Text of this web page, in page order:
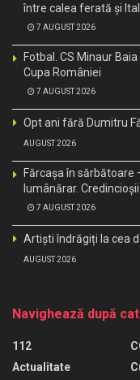
între calea ferată și
7 AUGUST 2026
Fotbal. CS Minaur
Cupa României
7 AUGUST 2026
Opt ani fără Dumitru
AUGUST 2026
Fărcașa în sărbătoare
lumânărar.
7 AUGUST 2026
Artiști îndrăgiți la cea
AUGUST 2026
Navighează după
112
Actualitate